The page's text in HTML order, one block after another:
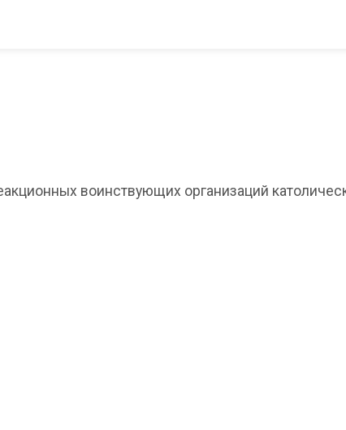
воинствующих организаций